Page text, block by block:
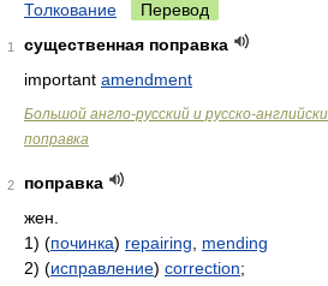
Толкование Перевод
1
существенная поправка
important amendment
Большой англо-русский и русско-
поправка
2
поправка
жен.
1) (починка) repairing
mending
2) (исправление) correction;